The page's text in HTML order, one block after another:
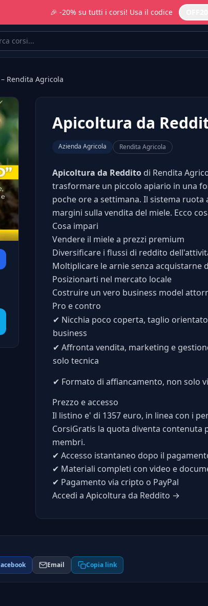
🎉 -20% su tutti i corsi! Usa il codice
Rendita Agricola
Apicoltura da
Azienda Agricola Rendita Agricola
Apicoltura da Redditodi Rendita
trasformare un piccolo apiario in una
poche ore a settimana. Il sistema
margini sulla vendita del miele. Ecco
Cosa impari
Vendere il miele a prezzi premium
Diversificare i flussi di reddito
Moltiplicare le arnie senza acquistarne
Posizionarti nel mercato locale
Costruire un vero business model
Pro e contro
✔ Nicchia poco coperta, taglio
business
✔ Affronta vendita, marketing e
solo tecnica
✔ Formato di affiancamento, non solo
Prezzo e accesso
Il listino e' di 1357 euro, in linea con i
CorsiGratis la quota diventa
membri.
✔ Accesso istantaneo dopo il
✔ Materiali completi con video e
✔ Pagamento via cripto o PayPal
Accedi a Apicoltura da Reddito →
Email Copia link